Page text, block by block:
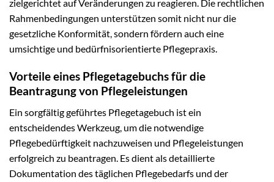
zielgerichtet auf Veränderungen zu reagieren. Die rechtlichen
Rahmenbedingungen unterstützen somit nicht nur die
gesetzliche Konformität, sondern fördern auch eine
umsichtige und bedürfnisorientierte Pflegepraxis.
Vorteile eines Pflegetagebuchs für die
Beantragung von Pflegeleistungen
Ein sorgfältig geführtes Pflegetagebuch ist ein
entscheidendes Werkzeug, um die notwendige
Pflegebedürftigkeit nachzuweisen und Pflegeleistungen
erfolgreich zu beantragen. Es dient als detaillierte
Dokumentation des täglichen Pflegebedarfs und der